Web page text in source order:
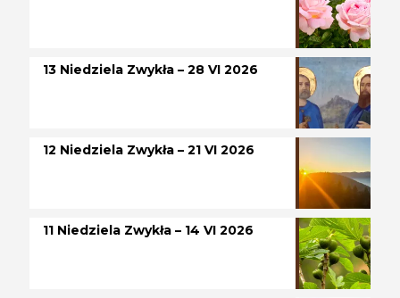
13 Niedziela Zwykła – 28 VI 2026
12 Niedziela Zwykła – 21 VI 2026
11 Niedziela Zwykła – 14 VI 2026